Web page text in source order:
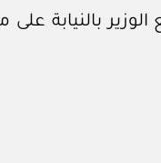
بالنيابة